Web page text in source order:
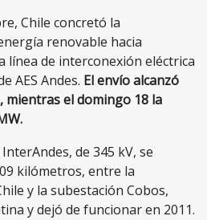
Chile concretó la
renovable hacia
línea de interconexión eléctrica
AES Andes. El envío alcanzó
mientras el domingo 18 la
de 345 kV, se
kilómetros, entre la
y la subestación Cobos,
y dejó de funcionar en 2011.